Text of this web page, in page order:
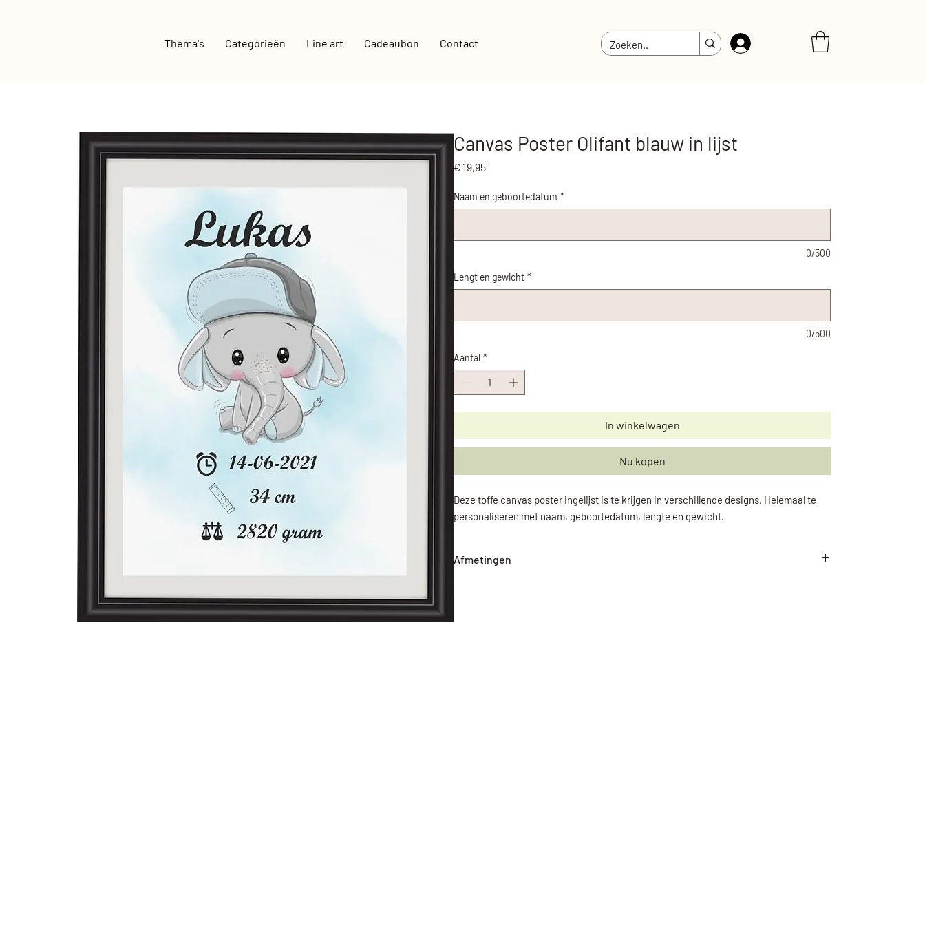
Thema's Categorieën Line art Cadeaubon Contact Inloggen
Canvas Poster Olifant blauw in lijst
€ 19,95Prijs
Naam en geboortedatum *
0/500
Lengt en gewicht *
0/500
Aantal *
In winkelwagen
Nu kopen
Deze toffe canvas poster ingelijst is te krijgen in verschillende designs. Helemaal te
personaliseren met naam, geboortedatum, lengte en gewicht.
Afmetingen